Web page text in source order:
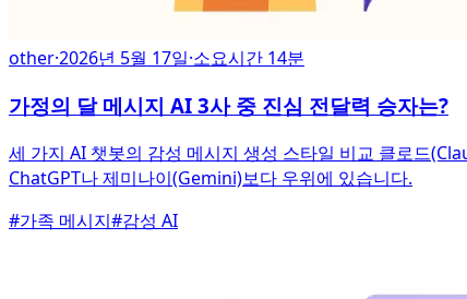
other·2026년 5월 17일·소요시간 14분
가정의 달 메시지 AI 3사 중 진심 전달력 승자는?
세 가지 AI 챗봇의 감성 메시지 생성 스타일 비교 클로드
ChatGPT나 제미나이(Gemini)보다 우위에 있습니다.
#가족 메시지#감성 AI